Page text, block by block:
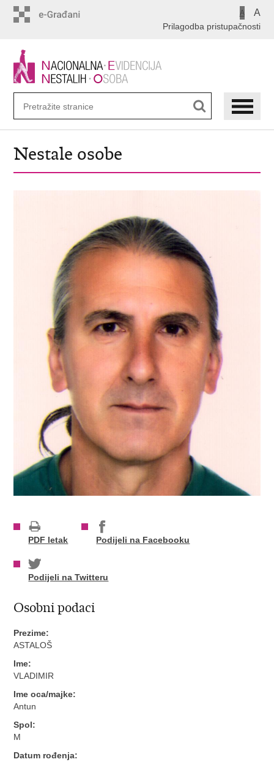
A A
Prilagodba pristupačnosti
Nestale osobe
PDF letak Podijeli na Facebooku
Podijeli na Twitteru
Osobni podaci
Prezime:
ASTALOŠ
Ime:
VLADIMIR
Ime oca/majke:
Antun
Spol:
M
Datum rođenja: